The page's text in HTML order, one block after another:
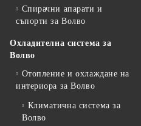
Спирачни апарати и
съпорти за Волво
Охладителна система за
Волво
Отопление и охлаждане на
интериора за Волво
Климатична система за
Волво